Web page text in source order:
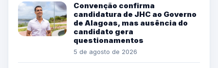
Convenção confirma
candidatura de JHC ao Governo
de Alagoas, mas ausência do
candidato gera
questionamentos
5 de agosto de 2026